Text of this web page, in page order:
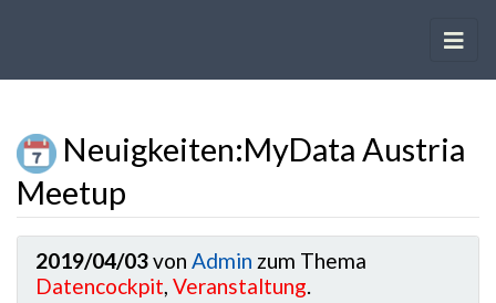
Neuigkeiten:MyData Austria
Meetup
2019/04/03von Admin zum Thema
Datencockpit Veranstaltung